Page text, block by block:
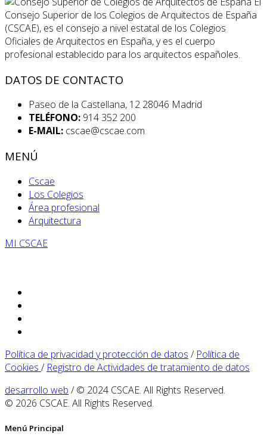
Consejo Superior de los Colegios de Arquitectos de España
(CSCAE), es el consejo a nivel estatal de los Colegios
Oficiales de Arquitectos en España, y es el cuerpo
profesional establecido para los arquitectos españoles.
DATOS DE CONTACTO
Paseo de la Castellana, 12 28046 Madrid
TELÉFONO: 914 352 200
E-MAIL: cscae@cscae.com
MENÚ
Cscae
Los Colegios
Área profesional
Arquitectura
MI CSCAE
Política de privacidad y protección de datos / Política de
Cookies / Registro de Actividades de tratamiento de datos
desarrollo web / © 2024 CSCAE. All Rights Reserved.
© 2026 CSCAE. All Rights Reserved.
Menú Principal